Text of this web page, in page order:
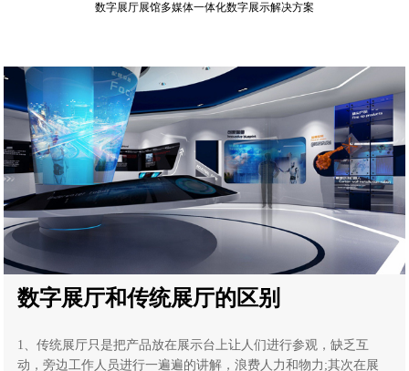
数字展厅展馆多媒体一体化数字展示解决方案
数字展厅和传统展厅的区别
1、传统展厅只是把产品放在展示台上让人们进行参观，缺乏互
动，旁边工作人员进行一遍遍的讲解，浪费人力和物力;其次在展